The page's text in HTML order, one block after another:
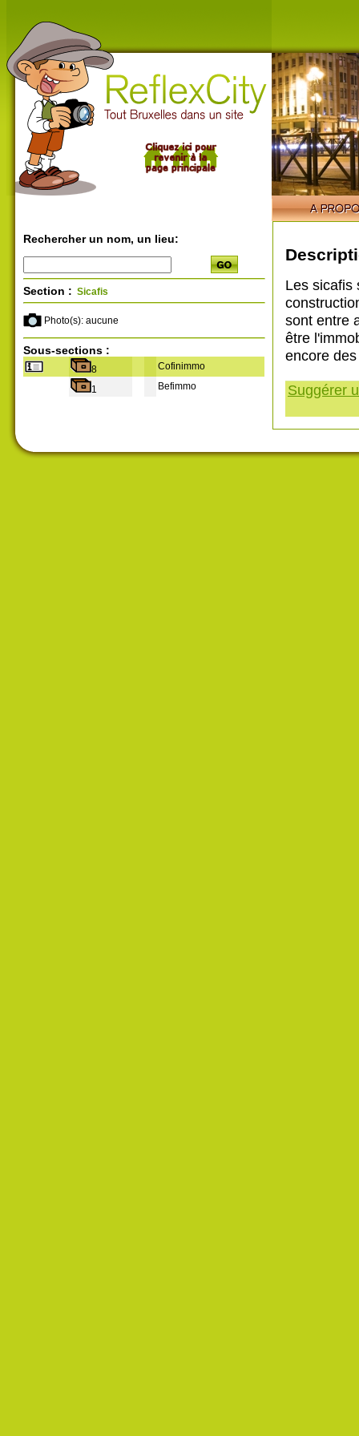
Rechercher un nom, un lieu:
Section : Sicafis
Photo(s): aucune
Sous-sections :
8 Cofinimmo
1 Befimmo
Les sicafis
sont entre
être
encore
Suggérer